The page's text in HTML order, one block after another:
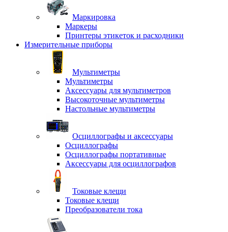
Маркировка
Маркеры
Принтеры этикеток и расходники
Измерительные приборы
Мультиметры
Мультиметры
Аксессуары для мультиметров
Высокоточные мультиметры
Настольные мультиметры
Осциллографы и аксессуары
Осциллографы
Осциллографы портативные
Аксессуары для осциллографов
Токовые клещи
Токовые клещи
Преобразователи тока